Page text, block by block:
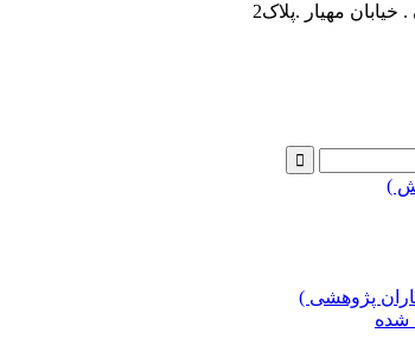
مهیار .پلاک2
پژوهشی )
شده